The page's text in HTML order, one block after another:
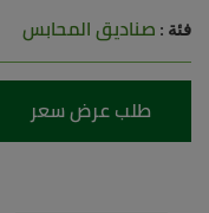
فئة : صناديق المحابس
طلب عرض سعر